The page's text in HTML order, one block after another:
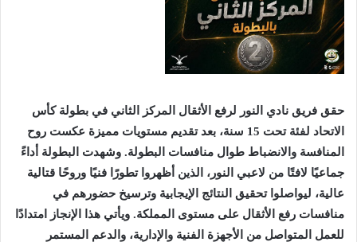
حقق فريق نادي النور لرفع الأثقال المركز الثاني في بطولة كأس
الاتحاد لفئة تحت 15 سنة، بعد تقديم مستويات مميزة عكست روح
المنافسة والانضباط طوال منافسات البطولة. وشهدت البطولة أداءً
جماعيًا لافتًا من لاعبي النور، الذين أظهروا تطورًا فنيًا وروحًا قتالية
عالية، ليواصلوا تحقيق النتائج الإيجابية وترسيخ حضورهم في
منافسات رفع الأثقال على مستوى المملكة. ويأتي هذا الإنجاز امتدادًا
للعمل المتواصل من الأجهزة الفنية والإدارية، والدعم المستمر